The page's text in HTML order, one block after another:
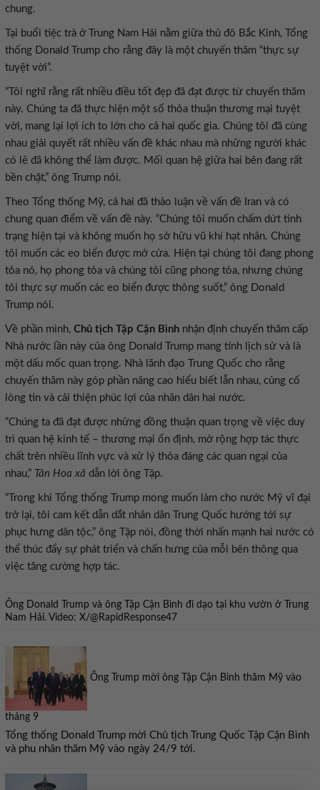
chung.
Tại buổi tiệc trà ở Trung Nam Hải nằm giữa thủ đô Bắc Kinh, Tổng
thống Donald Trump cho rằng đây là một chuyến thăm “thực sự
tuyệt vời”.
“Tôi nghĩ rằng rất nhiều điều tốt đẹp đã đạt được từ chuyến thăm
này. Chúng ta đã thực hiện một số thỏa thuận thương mại tuyệt
vời, mang lại lợi ích to lớn cho cả hai quốc gia. Chúng tôi đã cùng
nhau giải quyết rất nhiều vấn đề khác nhau mà những người khác
có lẽ đã không thể làm được. Mối quan hệ giữa hai bên đang rất
bền chặt,” ông Trump nói.
Theo Tổng thống Mỹ, cả hai đã thảo luận về vấn đề Iran và có
chung quan điểm về vấn đề này. “Chúng tôi muốn chấm dứt tình
trạng hiện tại và không muốn họ sở hữu vũ khí hạt nhân. Chúng
tôi muốn các eo biển được mở cửa. Hiện tại chúng tôi đang phong
tỏa nó, họ phong tỏa và chúng tôi cũng phong tỏa, nhưng chúng
tôi thực sự muốn các eo biển được thông suốt,” ông Donald
Trump nói.
Về phần mình, Chủ tịch Tập Cận Bình nhận định chuyến thăm cấp
Nhà nước lần này của ông Donald Trump mang tính lịch sử và là
một dấu mốc quan trọng. Nhà lãnh đạo Trung Quốc cho rằng
chuyến thăm này góp phần nâng cao hiểu biết lẫn nhau, củng cố
lòng tin và cải thiện phúc lợi của nhân dân hai nước.
“Chúng ta đã đạt được những đồng thuận quan trọng về việc duy
trì quan hệ kinh tế – thương mại ổn định, mở rộng hợp tác thực
chất trên nhiều lĩnh vực và xử lý thỏa đáng các quan ngại của
nhau,” Tân Hoa xã dẫn lời ông Tập.
“Trong khi Tổng thống Trump mong muốn làm cho nước Mỹ vĩ đại
trở lại, tôi cam kết dẫn dắt nhân dân Trung Quốc hướng tới sự
phục hưng dân tộc,” ông Tập nói, đồng thời nhấn mạnh hai nước có
thể thúc đẩy sự phát triển và chấn hưng của mỗi bên thông qua
việc tăng cường hợp tác.
Ông Donald Trump và ông Tập Cận Bình đi dạo tại khu vườn ở Trung
Nam Hải. Video: X/@RapidResponse47
Ông Trump mời ông Tập Cận Bình thăm Mỹ vào
tháng 9
Tổng thống Donald Trump mời Chủ tịch Trung Quốc Tập Cận Bình
và phu nhân thăm Mỹ vào ngày 24/9 tới.